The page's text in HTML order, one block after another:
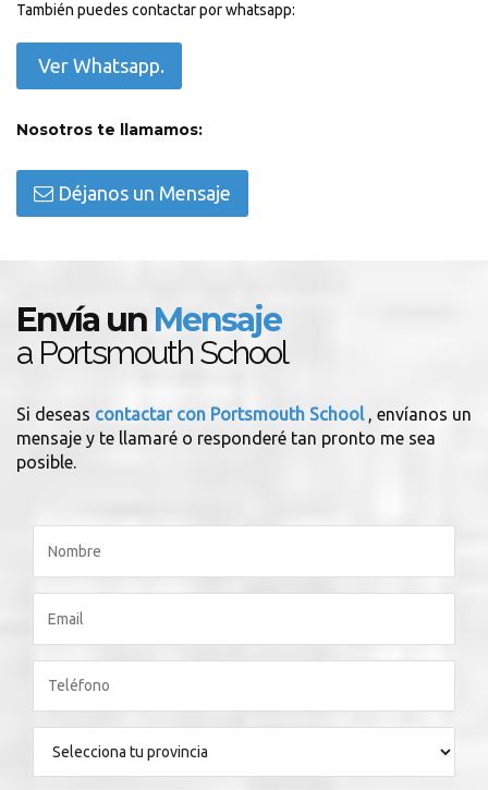
También puedes contactar por whatsapp:
Ver Whatsapp.
Nosotros te llamamos:
Déjanos un Mensaje
Envía un Mensaje
a Portsmouth School
Si deseas contactar con Portsmouth School , envíanos un
mensaje y te llamaré o responderé tan pronto me sea
posible.